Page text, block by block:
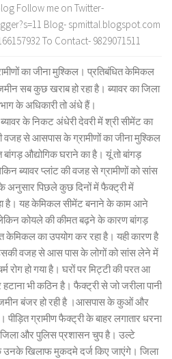
Follow me on Twitter-
Blog- spmittal.blogspot.com
To Contact- 9829071511
का जीना मुश्किल। प्रतिबंधित केमिकल
सब कुछ खराब हो रहा है। ब्यावर का जिला
के अधिकारी तो अंधे हैं।
के निकट अंधेरी देवरी में श्री सीमेंट का
से आसपास के ग्रामीणों का जीना मुश्किल
औद्योगिक घराने का है। यूं तो बांगड़
ब्यावर प्लांट की वजह से ग्रामीणों को सांस
के अनुसार पिछले कुछ दिनों में फैक्ट्री में
है। यह केमिकल सीमेंट बनाने के काम आने
लेकिन कोयले की कीमत बढ़ने के कारण बांगड़
केमिकल का उपयोग कर रहा है। यही कारण है
वजह से आस पास के लोगों को सांस लेने में
रोग हो गया है। घरों पर मिट्टी की परत आ
हटाना भी कठिन है। फैक्ट्री से जो जरीला पानी
बंजर हो रही है ।आसपास के कुओं और
पीड़ित ग्रामीण फैक्ट्री के बाहर लगातार धरना
जिला और पुलिस प्रशासन चुप है। उल्टे
उनके खिलाफ मुकदमे दर्ज किए जाएंगे। जिला